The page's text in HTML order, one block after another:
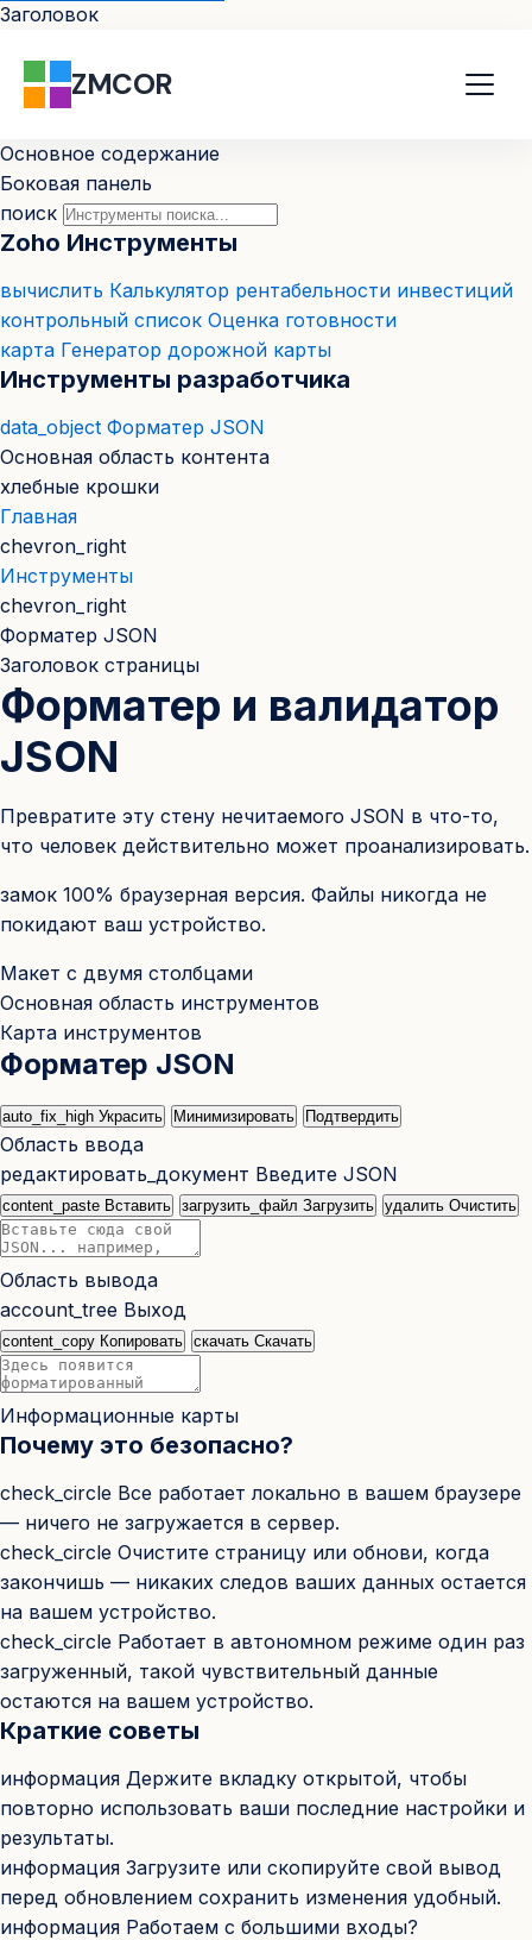
Заголовок
ZMCOR
Основное содержание
Боковая панель
поиск
Zoho Инструменты
вычислить Калькулятор рентабельности инвестиций
контрольный список Оценка готовности
карта Генератор дорожной карты
Инструменты разработчика
data_object Форматер JSON
Основная область контента
хлебные крошки
Главная
chevron_right
Инструменты
chevron_right
Форматер JSON
Заголовок страницы
Форматер и валидатор
JSON
Превратите эту стену нечитаемого JSON в что-то,
что человек действительно может проанализировать.
замок 100% браузерная версия. Файлы никогда не
покидают ваш устройство.
Макет с двумя столбцами
Основная область инструментов
Карта инструментов
Форматер JSON
auto_fix_high Украсить Минимизировать Подтвердить
Область ввода
редактировать_документ Введите JSON
content_paste Вставить загрузить_файл Загрузить удалить Очистить
Область вывода
account_tree Выход
content_copy Копировать скачать Скачать
Информационные карты
Почему это безопасно?
check_circle Все работает локально в вашем браузере
— ничего не загружается в сервер.
check_circle Очистите страницу или обнови, когда
закончишь — никаких следов ваших данных остается
на вашем устройство.
check_circle Работает в автономном режиме один раз
загруженный, такой чувствительный данные
остаются на вашем устройство.
Краткие советы
информация Держите вкладку открытой, чтобы
повторно использовать ваши последние настройки и
результаты.
информация Загрузите или скопируйте свой вывод
перед обновлением сохранить изменения удобный.
информация Работаем с большими входы?